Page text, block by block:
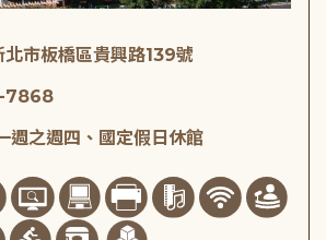
市板橋區貴興路139號
7868
週之週四、國定假日休館